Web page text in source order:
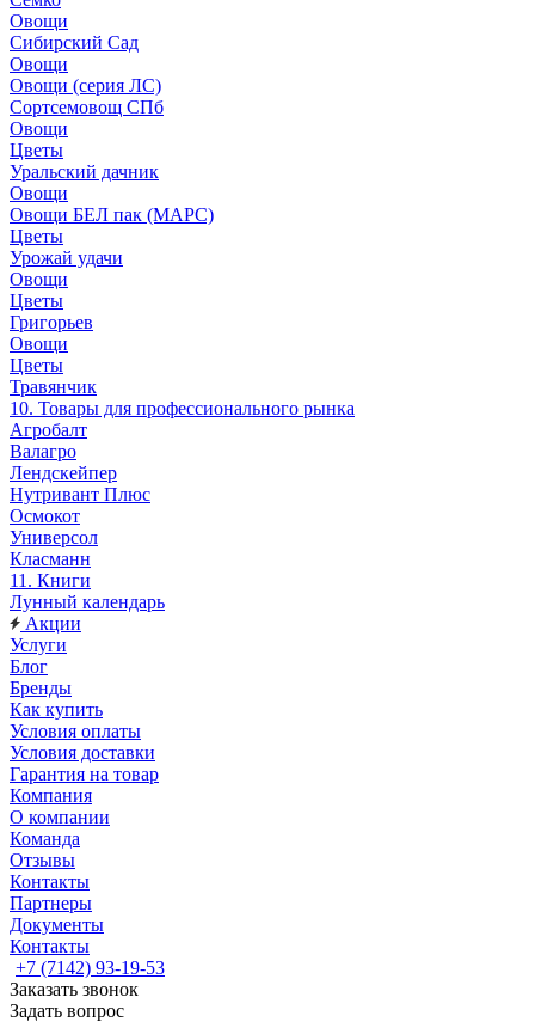
Овощи
Сибирский Сад
Овощи
Овощи (серия ЛС)
Сортсемовощ СПб
Овощи
Цветы
Уральский дачник
Овощи
Овощи БЕЛ пак (МАРС)
Цветы
Урожай удачи
Овощи
Цветы
Григорьев
Овощи
Цветы
Травянчик
10. Товары для профессионального рынка
Агробалт
Валагро
Лендскейпер
Нутривант Плюс
Осмокот
Универсол
Класманн
11. Книги
Лунный календарь
Акции
Услуги
Блог
Бренды
Как купить
Условия оплаты
Условия доставки
Гарантия на товар
Компания
О компании
Команда
Отзывы
Контакты
Партнеры
Документы
Контакты
+7 (7142) 93-19-53
Заказать звонок
Задать вопрос